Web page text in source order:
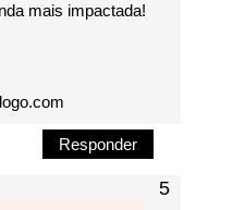
mais impactada!
Responder